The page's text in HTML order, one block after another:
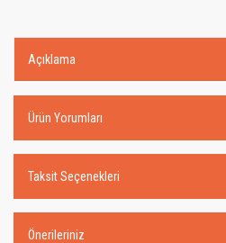
Açıklama
Ürün Yorumları
Taksit Seçenekleri
Önerileriniz